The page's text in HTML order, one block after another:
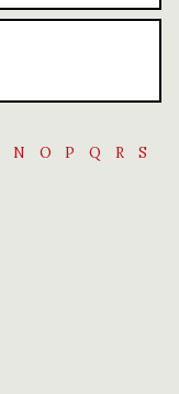
N O P Q R
S